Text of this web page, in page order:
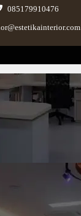
085179910476